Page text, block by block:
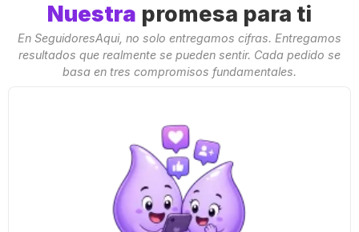
Nuestra promesa para ti
En SeguidoresAqui, no solo entregamos cifras. Entregamos
resultados que realmente se pueden sentir. Cada pedido se
basa en tres compromisos fundamentales.